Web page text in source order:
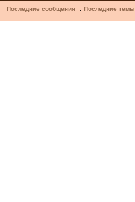
Последние сообщения Последние темы